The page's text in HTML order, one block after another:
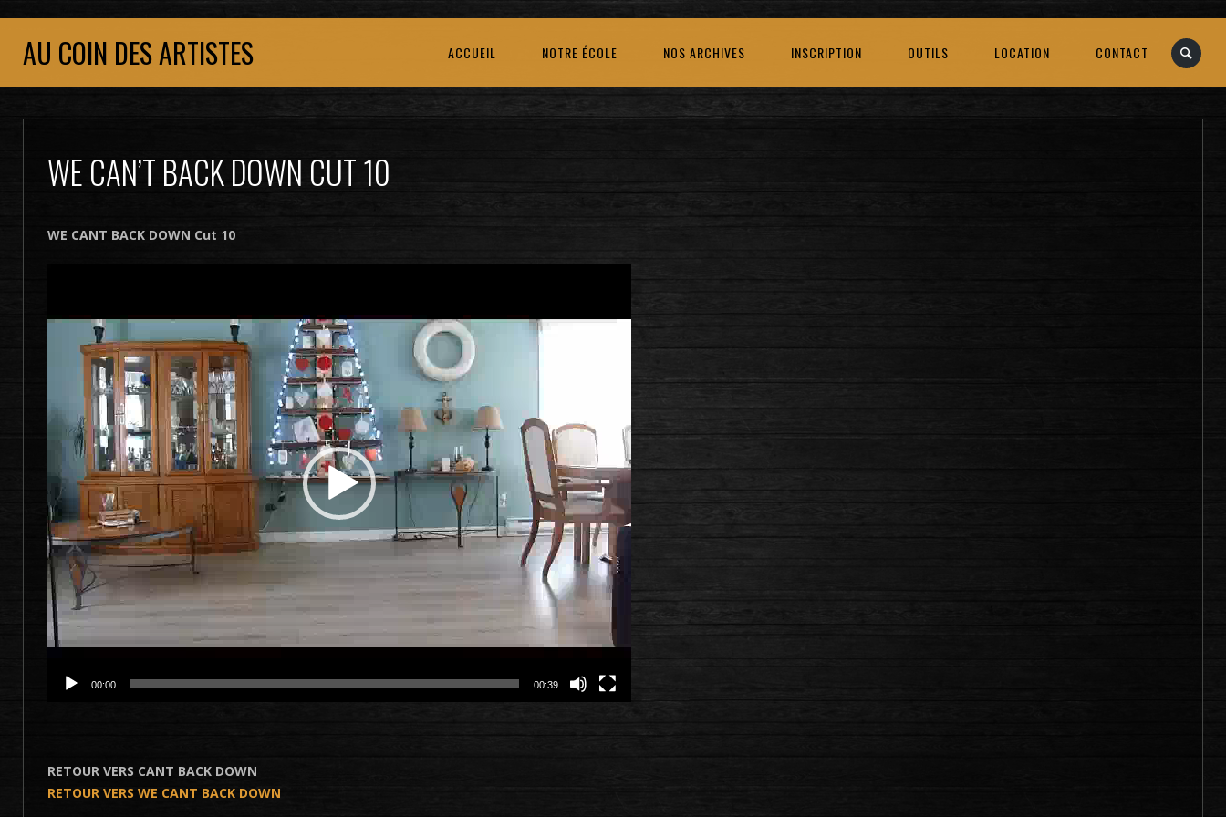
AU COIN DES ARTISTES ACCUEIL NOTRE ÉCOLE NOS ARCHIVES INSCRIPTION OUTILS LOCATION CONTACT
WE CAN’T BACK DOWN CUT 10
WE CANT BACK DOWN Cut 10
00:00 00:39
RETOUR VERS CANT BACK DOWN
RETOUR VERS WE CANT BACK DOWN